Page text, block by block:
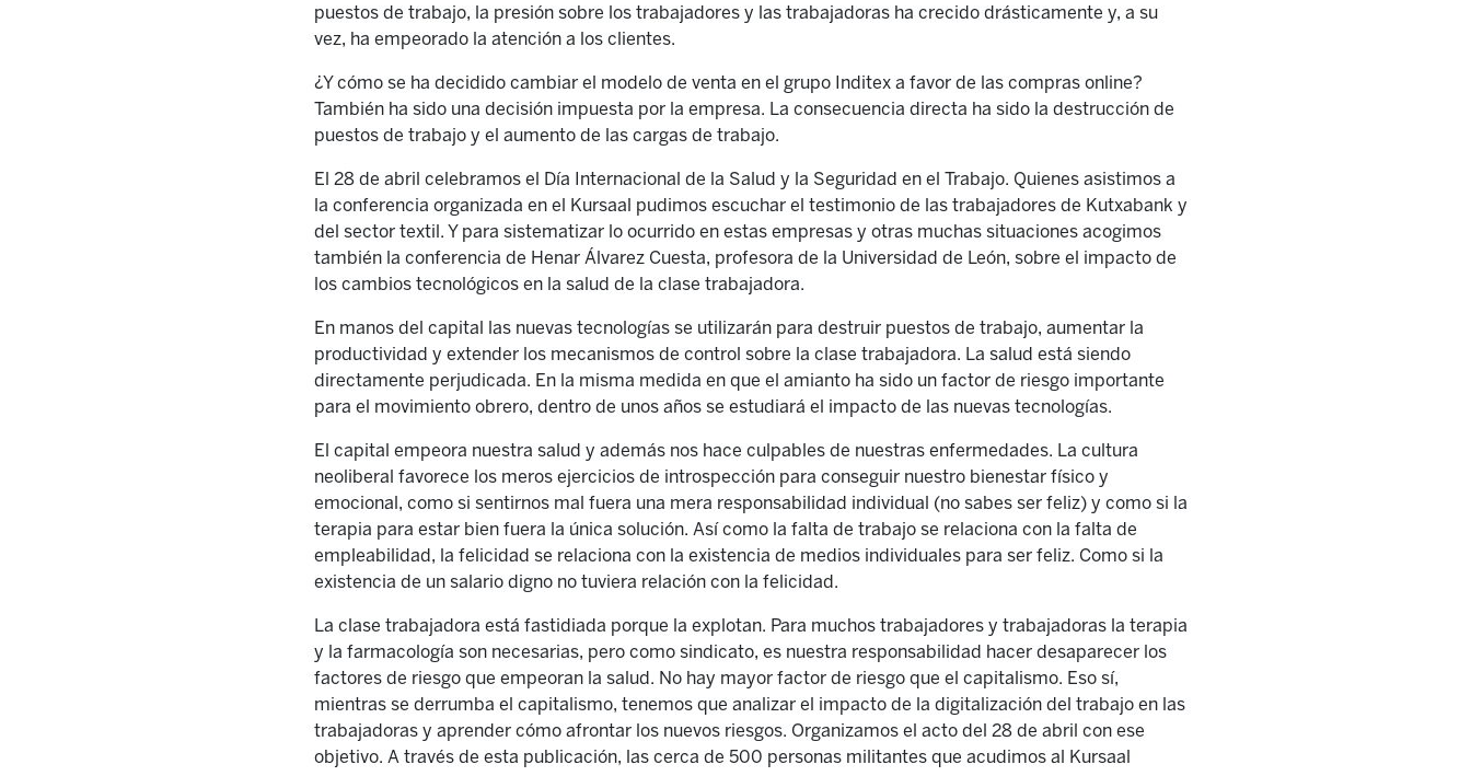
puestos de trabajo, la presión sobre los trabajadores y las trabajadoras ha crecido drásticamente y, a su
vez, ha empeorado la atención a los clientes.
¿Y cómo se ha decidido cambiar el modelo de venta en el grupo Inditex a favor de las compras online?
También ha sido una decisión impuesta por la empresa. La consecuencia directa ha sido la destrucción de
puestos de trabajo y el aumento de las cargas de trabajo.
El 28 de abril celebramos el Día Internacional de la Salud y la Seguridad en el Trabajo. Quienes asistimos a
la conferencia organizada en el Kursaal pudimos escuchar el testimonio de las trabajadores de Kutxabank y
del sector textil. Y para sistematizar lo ocurrido en estas empresas y otras muchas situaciones acogimos
también la conferencia de Henar Álvarez Cuesta, profesora de la Universidad de León, sobre el impacto de
los cambios tecnológicos en la salud de la clase trabajadora.
En manos del capital las nuevas tecnologías se utilizarán para destruir puestos de trabajo, aumentar la
productividad y extender los mecanismos de control sobre la clase trabajadora. La salud está siendo
directamente perjudicada. En la misma medida en que el amianto ha sido un factor de riesgo importante
para el movimiento obrero, dentro de unos años se estudiará el impacto de las nuevas tecnologías.
El capital empeora nuestra salud y además nos hace culpables de nuestras enfermedades. La cultura
neoliberal favorece los meros ejercicios de introspección para conseguir nuestro bienestar físico y
emocional, como si sentirnos mal fuera una mera responsabilidad individual (no sabes ser feliz) y como si la
terapia para estar bien fuera la única solución. Así como la falta de trabajo se relaciona con la falta de
empleabilidad, la felicidad se relaciona con la existencia de medios individuales para ser feliz. Como si la
existencia de un salario digno no tuviera relación con la felicidad.
La clase trabajadora está fastidiada porque la explotan. Para muchos trabajadores y trabajadoras la terapia
y la farmacología son necesarias, pero como sindicato, es nuestra responsabilidad hacer desaparecer los
factores de riesgo que empeoran la salud. No hay mayor factor de riesgo que el capitalismo. Eso sí,
mientras se derrumba el capitalismo, tenemos que analizar el impacto de la digitalización del trabajo en las
trabajadoras y aprender cómo afrontar los nuevos riesgos. Organizamos el acto del 28 de abril con ese
objetivo. A través de esta publicación, las cerca de 500 personas militantes que acudimos al Kursaal